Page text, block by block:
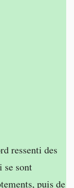
ressenti des
se sont
puis de